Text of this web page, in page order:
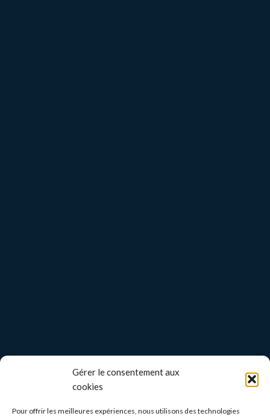
Gérer le consentement aux
cookies
Pour offrir les meilleures expériences, nous utilisons des technologies